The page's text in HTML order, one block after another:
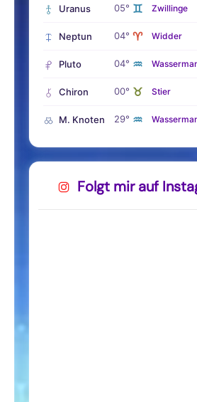
Uranus 05° ♊ Zwillinge
Neptun 04° ♈ Widder
Pluto 04° ♒
Chiron 00° ♉ Stier
M. Knoten 29° ♒
Folgt mir auf